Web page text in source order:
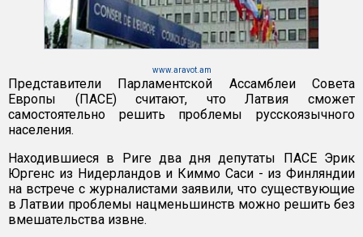
www.aravot.am
Представители Парламентской Ассамблеи Совета
Европы (ПАСЕ) считают, что Латвия сможет
самостоятельно решить проблемы русскоязычного
населения.
Находившиеся в Риге два дня депутаты ПАСЕ Эрик
Юргенс из Нидерландов и Киммо Саси - из Финляндии
на встрече с журналистами заявили, что существующие
в Латвии проблемы нацменьшинств можно решить без
вмешательства извне.